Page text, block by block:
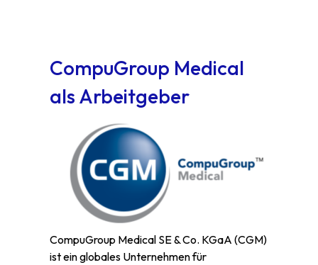
CompuGroup Medical
als Arbeitgeber
CompuGroup Medical SE & Co. KGaA (CGM)
ist ein globales Unternehmen für